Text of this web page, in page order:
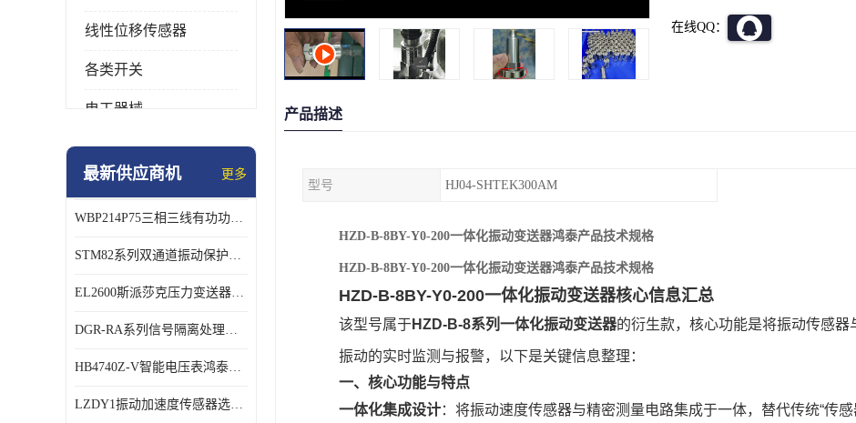
线性位移传感器
各类开关
电工器械
模块化产品
特殊用处传感器
特殊用途变送器
最新供应商机 更多
WBP214P75三相三线有功功率传感器鸿泰顺达产品稳定性好
STM82系列双通道振动保护表鸿泰产品技术规格
EL2600斯派莎克压力变送器技术规格
DGR-RA系列信号隔离处理器鸿泰产品技术规格
HB4740Z-V智能电压表鸿泰产品外形美观大方
LZDY1振动加速度传感器选型资料
在线QQ：
产品描述
型号 HJ04-SHTEK300AM
HZD-B-8BY-Y0-200一体化振动变送器鸿泰产品技术规格
HZD-B-8BY-Y0-200一体化振动变送器鸿泰产品技术规格
HZD-B-8BY-Y0-200一体化振动变送器核心信息汇总
该型号属于HZD-B-8系列一体化振动变送器的衍生款，核心功能是将振动传感
振动的实时监测与报警，以下是关键信息整理：
一、核心功能与特点
一体化集成设计：将振动速度传感器与精密测量电路集成于一体，替代传统“传